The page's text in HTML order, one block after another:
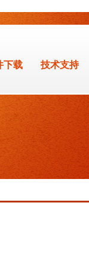
下载 技术支持